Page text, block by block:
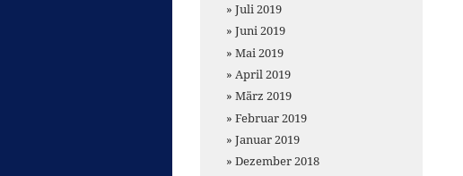
Juli 2019
Juni 2019
Mai 2019
April 2019
März 2019
Februar 2019
Januar 2019
Dezember 2018